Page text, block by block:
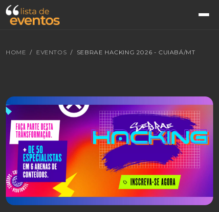
HOME EVENTOS SEBRAE HACKING 2026 - CUIABÁ/MT